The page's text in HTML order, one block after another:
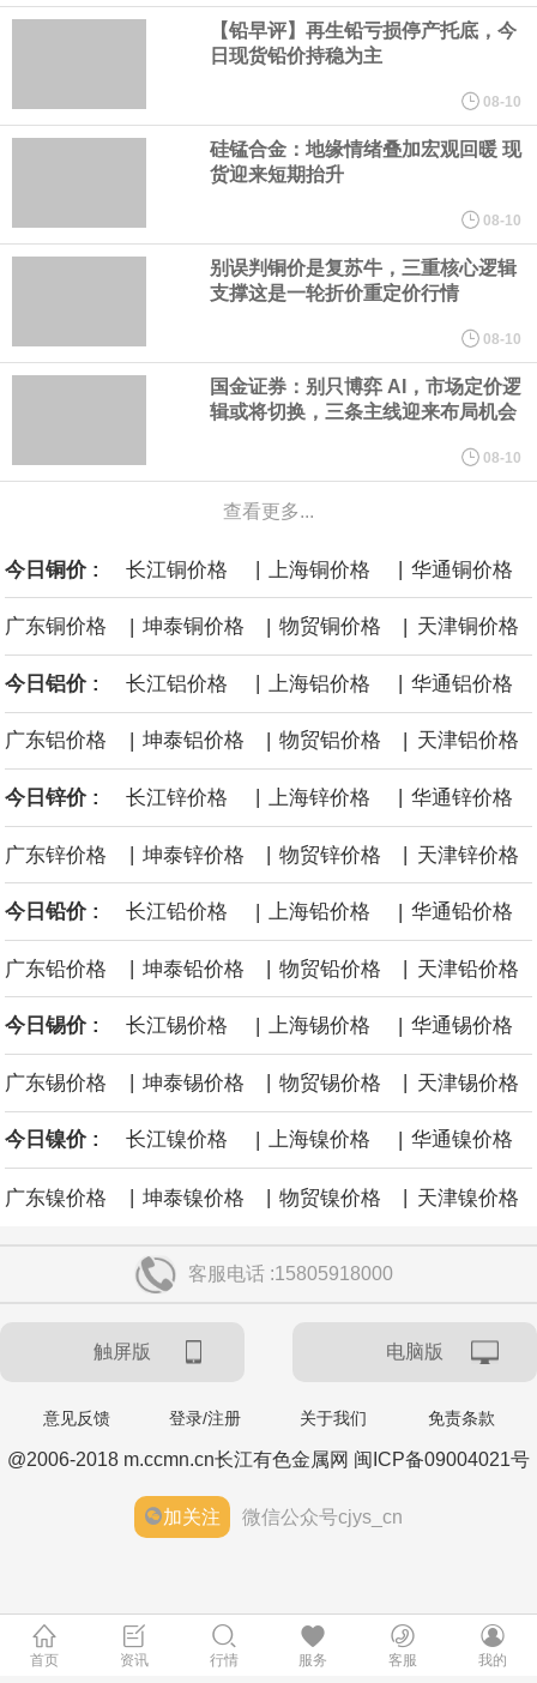
进山西、蒙西、蒙东、陕北、新疆煤炭供应保障基地建设，高标准
规划建设一批大型现代化煤矿，提升规模化集约化开发水平，2030
年，五大煤炭供应保障基地产量占全国比重超80%。东中部地区统
筹本地区用能需求，合理控制开发节奏，根据资源条件加强评估论
证，适度建设接续煤矿。
国家发展改革委、国家能源局印发《煤炭工业发展“十五五”规划》。
其中提到，提高资源开发准入标准。坚持先立后破，统筹煤矿关闭
退出与区域供应保障，按照市场化法治化原则，推动落后产能煤矿
有序退出。西部地区优化生产结构，加快淘汰技术装备差、与生态
敏感区重叠煤矿。东中部地区稳妥推进灾害严重不能有效治理、资
源枯竭煤矿退出，妥善做好遗留问题处置和职工安置。西南、东北
等地区因地制宜设置政策标准，合理引导资源条件差、安全保障程
度低的中小煤矿退出，运用政策引导、市场手段等加快推动长期停
产停建煤矿应退尽退。
伦敦金属交易所(LME)：镍库存持平。
伦敦金属交易所(LME)：铜库存减少4675吨。
8月10日消息，在岸人民币兑美元收盘报6.7442，较上一交易日上
涨59点。
【铅早评】再生铅亏损停产托底，今
日现货铅价持稳为主
08-10
硅锰合金：地缘情绪叠加宏观回暖 现
货迎来短期抬升
08-10
别误判铜价是复苏牛，三重核心逻辑
支撑这是一轮折价重定价行情
08-10
国金证券：别只博弈 AI，市场定价逻
辑或将切换，三条主线迎来布局机会
08-10
查看更多...
今日铜价 : 长江铜价格 | 上海铜价格 | 华通铜价格
广东铜价格 | 坤泰铜价格 | 物贸铜价格 | 天津铜价格
今日铝价 : 长江铝价格 上海铝价格 华通铝价格
广东铝价格 | 坤泰铝价格 | 物贸铝价格 | 天津铝价格
今日锌价 : 长江锌价格 上海锌价格 华通锌价格
广东锌价格 | 坤泰锌价格 | 物贸锌价格 | 天津锌价格
今日铅价 : 长江铅价格 | 上海铅价格 | 华通铅价格
广东铅价格 坤泰铅价格 物贸铅价格 天津铅价格
今日锡价 : 长江锡价格 | 上海锡价格 | 华通锡价格
广东锡价格 坤泰锡价格 物贸锡价格 天津锡价格
今日镍价 : 长江镍价格 | 上海镍价格 | 华通镍价格
广东镍价格 | 坤泰镍价格 | 物贸镍价格 | 天津镍价格
客服电话 :15805918000
触屏版 电脑版
意见反馈 登录/注册 关于我们 免责条款
@2006-2018 m.ccmn.cn长江有色金属网 闽ICP备09004021号
加关注 微信公众号cjys_cn
首页 资讯 行情 服务 客服 我的